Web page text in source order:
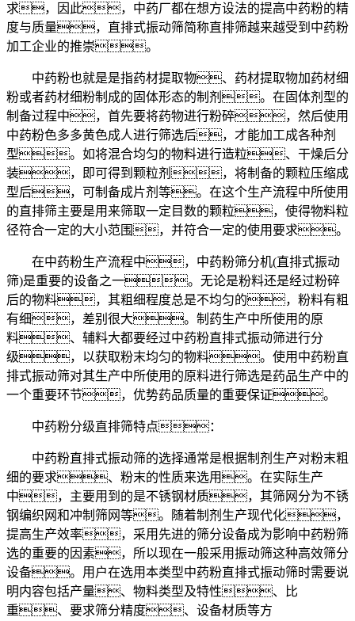
求，因此，中药厂都在想方设法的提高中药粉的精
度与质量，直排式振动筛简称直排筛越来越受到中药粉
加工企业的推崇。
中药粉也就是是指药材提取物、药材提取物加药材细
粉或者药材细粉制成的固体形态的制剂。在固体剂型的
制备过程中，首先要将药物进行粉碎，然后使用
中药粉色多多黄色成人进行筛选后，才能加工成各种剂
型。如将混合均匀的物料进行造粒、干燥后分
装，即可得到颗粒剂，将制备的颗粒压缩成
型后，可制备成片剂等。在这个生产流程中所使用
的直排筛主要是用来筛取一定目数的颗粒，使得物料粒
径符合一定的大小范围，并符合一定的使用要求。
在中药粉生产流程中，中药粉筛分机(直排式振动
筛)是重要的设备之一。无论是粉料还是经过粉碎
后的物料，其粗细程度总是不均匀的，粉料有粗
有细，差别很大。制药生产中所使用的原
料、辅料大都要经过中药粉直排式振动筛进行分
级，以获取粉末均匀的物料。使用中药粉直
排式振动筛对其生产中所使用的原料进行筛选是药品生产中的
一个重要环节，优势药品质量的重要保证。
中药粉分级直排筛特点：
中药粉直排式振动筛的选择通常是根据制剂生产对粉末粗
细的要求、粉末的性质来选用。在实际生产
中，主要用到的是不锈钢材质，其筛网分为不锈
钢编织网和冲制筛网等。随着制剂生产现代化，
提高生产效率，采用先进的筛分设备成为影响中药粉筛
选的重要的因素，所以现在一般采用振动筛这种高效筛分
设备。用户在选用本类型中药粉直排式振动筛时需要说
明内容包括产量、物料类型及特性、比
重、要求筛分精度、设备材质等方